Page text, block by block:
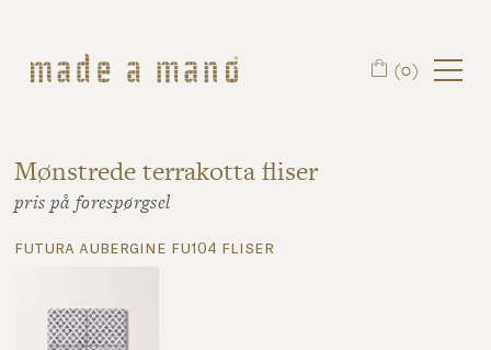
(0)
Mønstrede terrakotta fliser
pris på forespørgsel
futura aubergine fu104 fliser